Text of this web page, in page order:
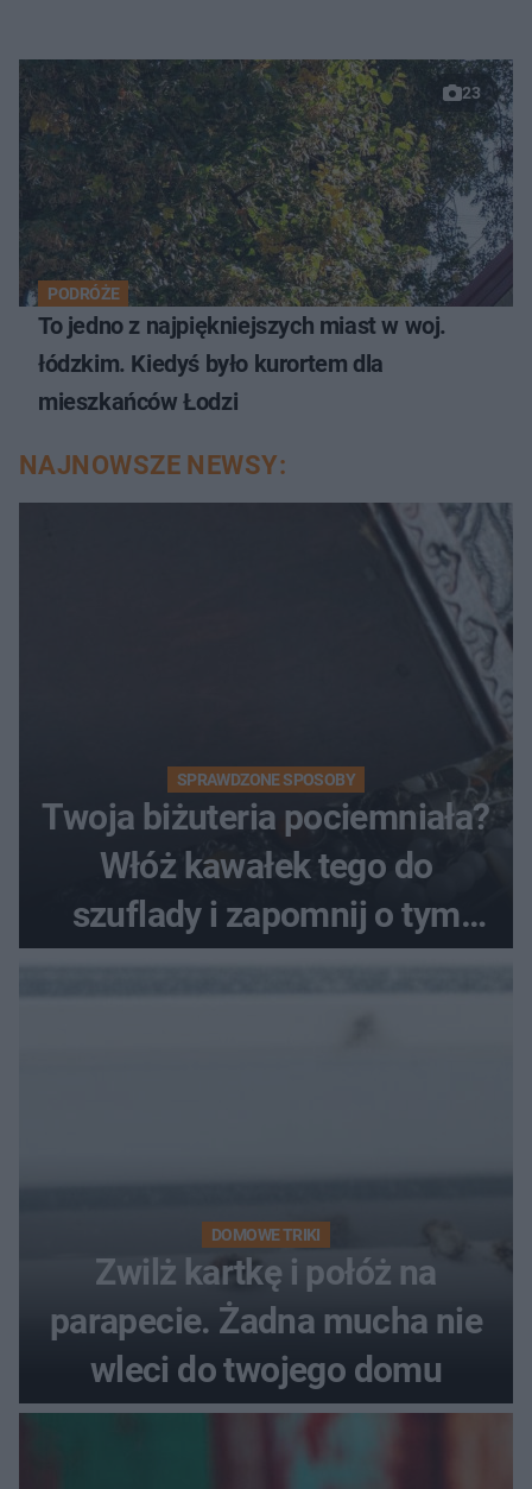
23
PODRÓŻE
To jedno z najpiękniejszych miast w woj.
łódzkim. Kiedyś było kurortem dla
mieszkańców Łodzi
NAJNOWSZE NEWSY:
SPRAWDZONE SPOSOBY
Twoja biżuteria pociemniała?
Włóż kawałek tego do
szuflady i zapomnij o tym
problemie. Sposób na
DOMOWE TRIKI
Zwilż kartkę i połóż na
parapecie. Żadna mucha nie
wleci do twojego domu